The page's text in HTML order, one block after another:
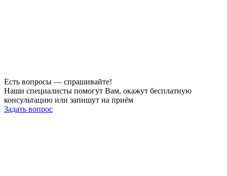
Есть вопросы — спрашивайте!
Наши специалисты помогут Вам, окажут бесплатную
консультацию или запишут на приём
Задать вопрос